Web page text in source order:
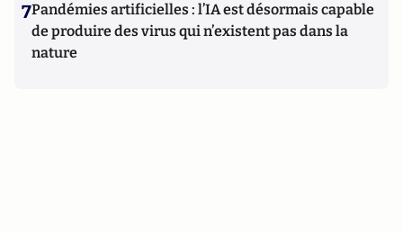
7Pandémies artificielles : l’IA est désormais capable
de produire des virus qui n’existent pas dans la
nature